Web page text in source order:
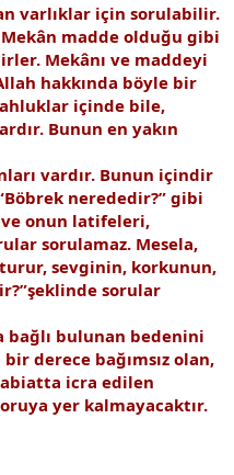
varlıklar için sorulabilir.
madde olduğu gibi
Mekânı ve maddeyi
hakkında böyle bir
içinde bile,
Bunun en yakın
vardır. Bunun içindir
nerededir?” gibi
onun latifeleri,
sorulamaz. Mesela,
sevginin, korkunun,
sorular
bağlı bulunan bedenini
derece bağımsız olan,
icra edilen
yer kalmayacaktır.